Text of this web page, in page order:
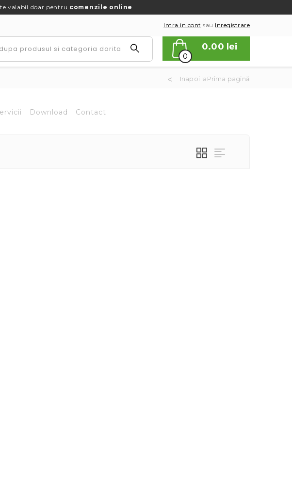
valabil doar pentru comenzile online.
Intra in cont sau Inregistrare
0
0.00 lei
Inapoi laPrima pagină
Download Contact